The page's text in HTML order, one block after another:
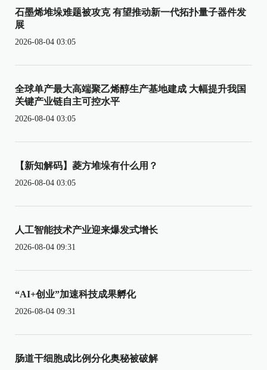
石墨烯堆垛难题被攻克 有望推动新一代拓扑量子器件发
展
2026-08-04 03:05
全球单产最大高端聚乙烯醇生产基地建成 大幅提升我国
关键产业链自主可控水平
2026-08-04 03:05
【新知解码】菱方堆垛有什么用？
2026-08-04 03:05
人工智能技术产业迎来爆发式增长
2026-08-04 09:31
“AI+创业”加速科技成果孵化
2026-08-04 09:31
肠道干细胞成比例分化奥秘被破解